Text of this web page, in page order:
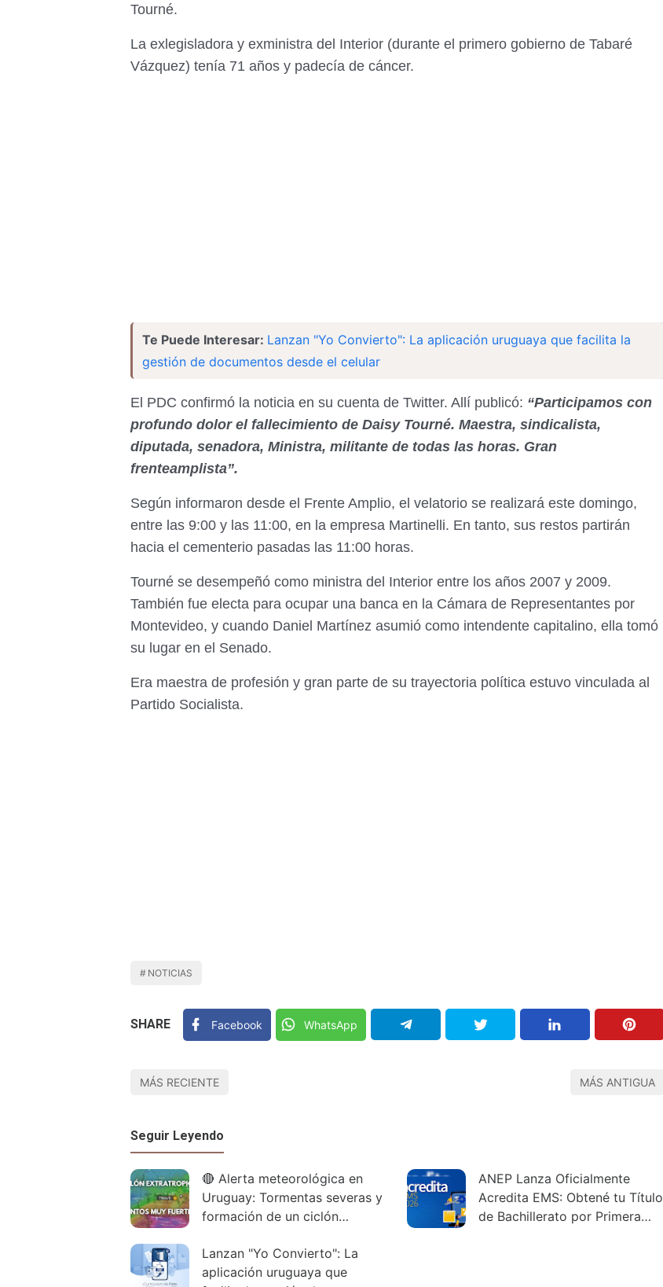
Tourné.
La exlegisladora y exministra del Interior (durante el primero gobierno de Tabaré
Vázquez) tenía 71 años y padecía de cáncer.
Te Puede Interesar: Lanzan "Yo Convierto": La aplicación uruguaya que facilita la
gestión de documentos desde el celular
El PDC confirmó la noticia en su cuenta de Twitter. Allí publicó: “Participamos con
profundo dolor el fallecimiento de Daisy Tourné. Maestra, sindicalista,
diputada, senadora, Ministra, militante de todas las horas. Gran
frenteamplista”.
Según informaron desde el Frente Amplio, el velatorio se realizará este domingo,
entre las 9:00 y las 11:00, en la empresa Martinelli. En tanto, sus restos partirán
hacia el cementerio pasadas las 11:00 horas.
Tourné se desempeñó como ministra del Interior entre los años 2007 y 2009.
También fue electa para ocupar una banca en la Cámara de Representantes por
Montevideo, y cuando Daniel Martínez asumió como intendente capitalino, ella tomó
su lugar en el Senado.
Era maestra de profesión y gran parte de su trayectoria política estuvo vinculada al
Partido Socialista.
NOTICIAS
SHARE Facebook WhatsApp
MÁS RECIENTE MÁS ANTIGUA
Seguir Leyendo
🔴 Alerta meteorológica en
Uruguay: Tormentas severas y
formación de un ciclón
ANEP Lanza Oficialmente
Acredita EMS: Obtené tu Título
de Bachillerato por Primera
Lanzan "Yo Convierto": La
aplicación uruguaya que